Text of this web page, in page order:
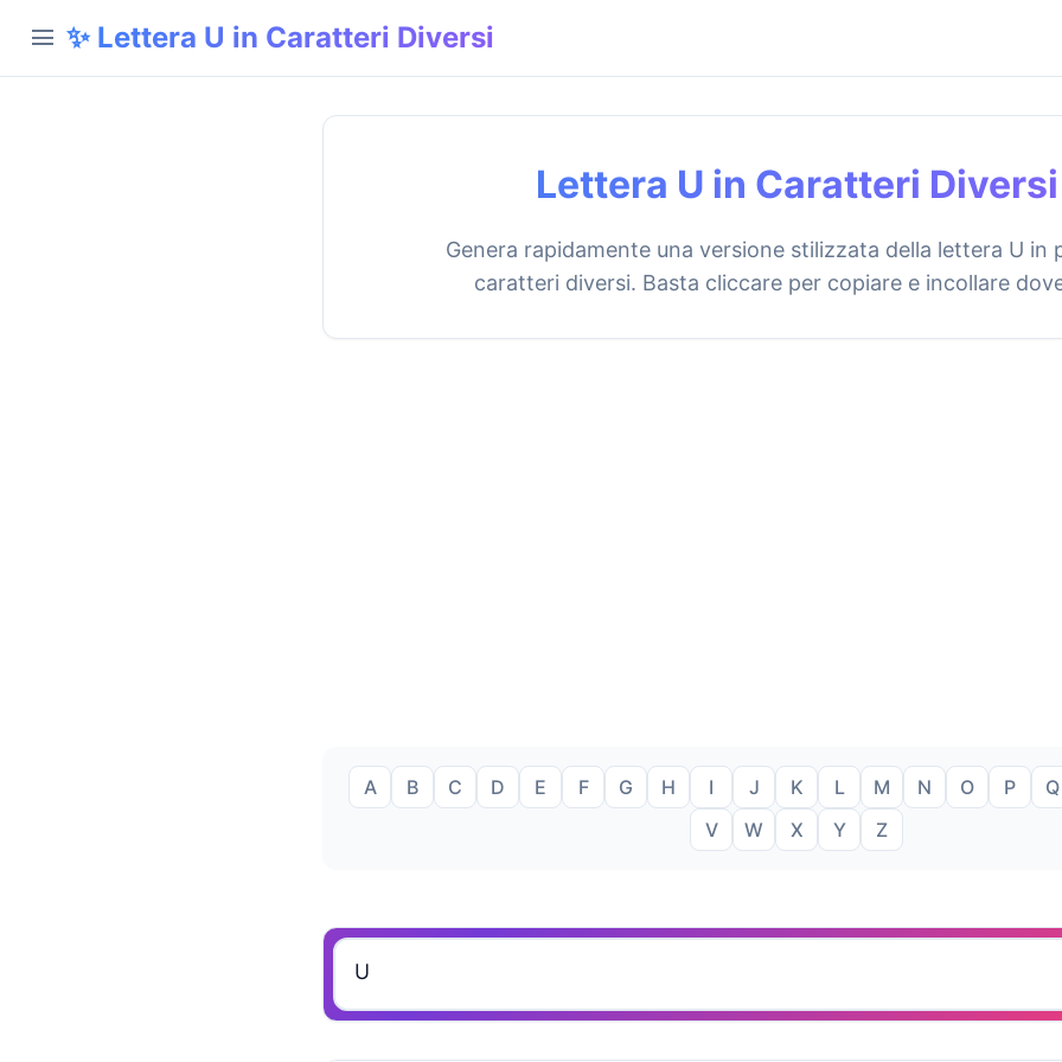
menu ✨ Lettera U in Caratteri Diversi
Lettera U in Caratteri Diversi
Genera rapidamente una versione stilizzata della lettera U in
caratteri diversi. Basta cliccare per copiare e incollare
A B C D E F G H I J K L M N O P Q
V
W X Y Z